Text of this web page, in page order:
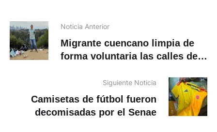
Noticia Anterior
Migrante cuencano limpia de
forma voluntaria las calles de
Siguiente Noticia
Camisetas de fútbol fueron
decomisadas por el Senae